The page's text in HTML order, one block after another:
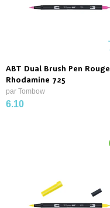
ABT Dual Brush Pen Rouge
Rhodamine 725
par Tombow
6.10